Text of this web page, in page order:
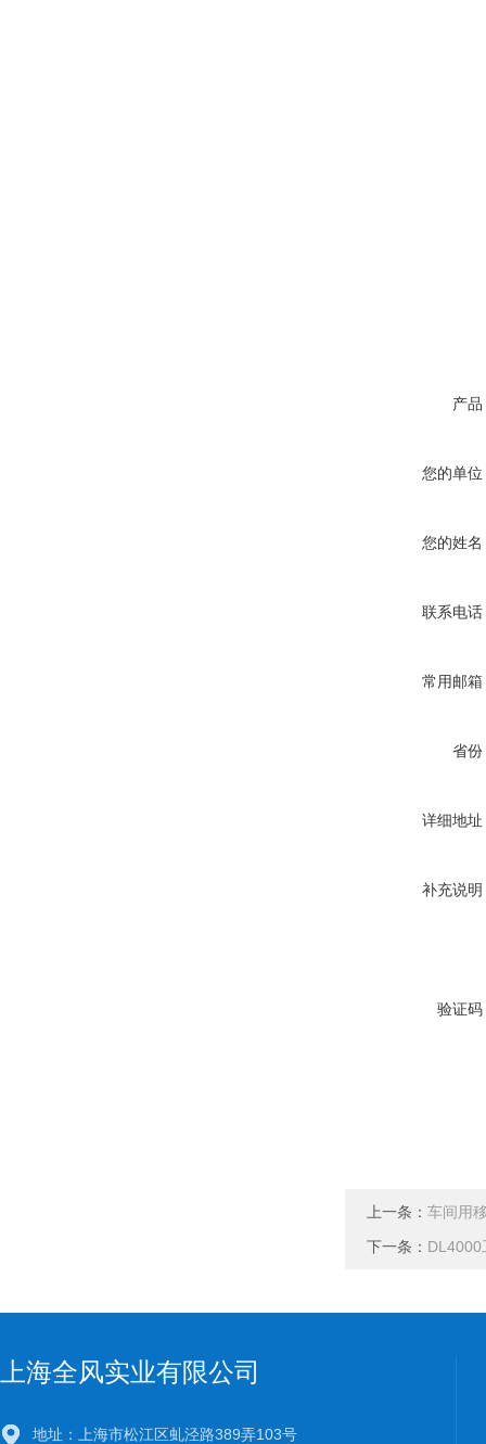
产品
您的单位
您的姓名
联系电话
常用邮箱
省份
详细地址
补充说明
验证码
上一条： 车间用
下一条： DL4000
上海全风实业有限公司
地址：上海市松江区虬泾路389弄103号